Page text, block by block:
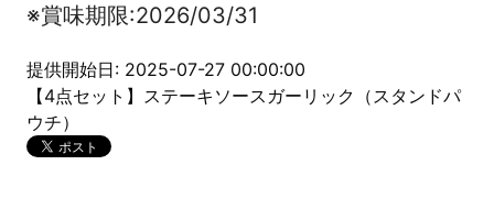
※賞味期限:2026/03/31
提供開始日: 2025-07-27 00:00:00
【4点セット】ステーキソースガーリック（スタンドパ
ウチ）